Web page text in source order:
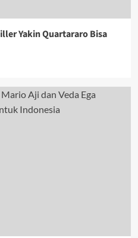
Yakin Quartararo Bisa